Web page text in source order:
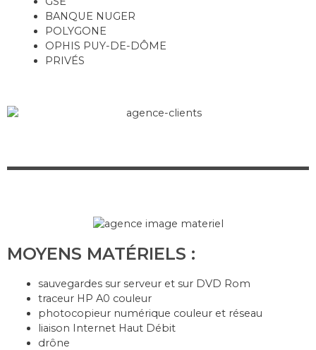
BANQUE NUGER
POLYGONE
OPHIS PUY-DE-DÔME
PRIVÉS
MOYENS MATÉRIELS :
sauvegardes sur serveur et sur DVD Rom
traceur HP A0 couleur
photocopieur numérique couleur et réseau
liaison Internet Haut Débit
drône